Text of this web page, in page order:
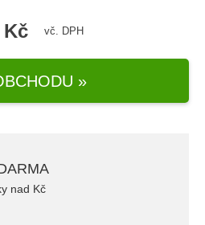
Kč vč. DPH
»
nad Kč